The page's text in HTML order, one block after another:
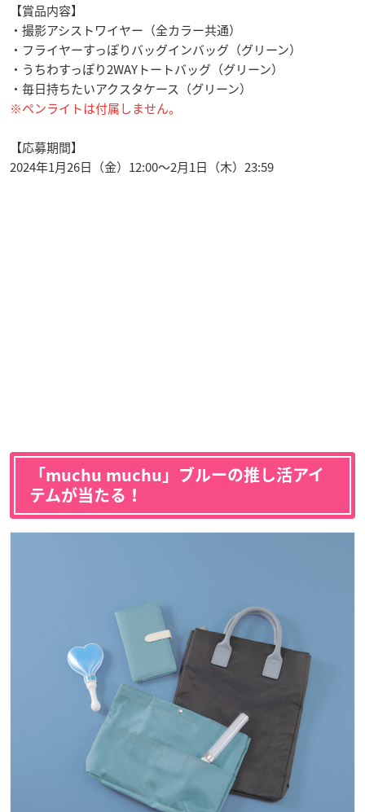
【賞品内容】
・撮影アシストワイヤー（全カラー共通）
・フライヤーすっぽりバッグインバッグ（グリーン）
・うちわすっぽり2WAYトートバッグ（グリーン）
・毎日持ちたいアクスタケース（グリーン）
※ペンライトは付属しません。
【応募期間】
2024年1月26日（金）12:00〜2月1日（木）23:59
「muchu muchu」ブルーの推し活アイ
テムが当たる！